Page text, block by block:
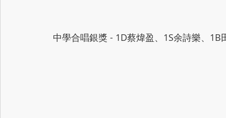
中學合唱銀獎 - 1D蔡煒盈、1S余詩樂、